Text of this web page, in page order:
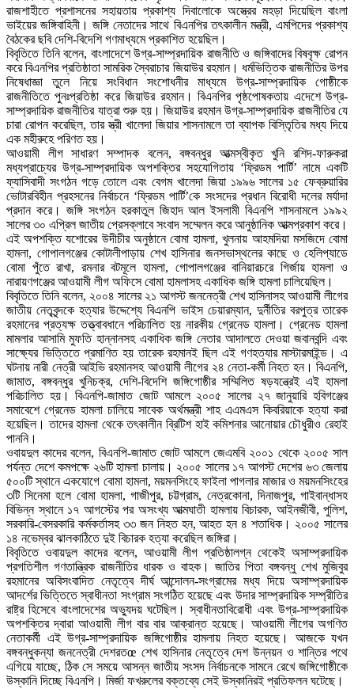
রাজশাহীতে প্রশাসনের সহায়তায় প্রকাশ্য দিবালোকে অস্ত্রের মহড়া দিয়েছিল বাংলা
ভাইয়ের জঙ্গিবাহিনী। জঙ্গি নেতাদের সাথে বিএনপির তৎকালীন মন্ত্রী, এমপিদের প্রকাশ্য
বৈঠকের ছবি দেশি-বিদেশি গণমাধ্যমে প্রকাশিত হয়েছিল।
বিবৃতিতে তিনি বলেন, বাংলাদেশে উগ্র-সাম্প্রদায়িক রাজনীতি ও জঙ্গিবাদের বিষবৃক্ষ রোপন
করে বিএনপির প্রতিষ্ঠাতা সামরিক স্বৈরাচার জিয়াউর রহমান। ধর্মভিত্তিক রাজনীতির উপর
নিষেধাজ্ঞা তুলে নিয়ে সংবিধান সংশোধনীর মাধ্যমে উগ্র-সাম্প্রদায়িক গোষ্ঠীকে
রাজনীতিতে পুনঃপ্রতিষ্ঠা করে জিয়াউর রহমান। বিএনপির পৃষ্ঠপোষকতায় এদেশে উগ্র-
সাম্প্রদায়িক রাজনীতির যাত্রা শুরু হয়। জিয়াউর রহমান উগ্র-সাম্প্রদায়িক রাজনীতির যে
চারা রোপন করেছিল, তার স্ত্রী খালেদা জিয়ার শাসনামলে তা ব্যাপক বিস্তিৃতির মধ্য দিয়ে
এক মহীরুহে পরিণত হয়।
আওয়ামী লীগ সাধারণ সম্পাদক বলেন, বঙ্গবন্ধুর আত্মস্বীকৃত খুনি রশিদ-ফারুকরা
মধ্যপ্রাচ্যের উগ্র-সাম্প্রদায়িক অপশক্তির সহযোগিতায় ‘ফ্রিডম পার্টি’ নামে একটি
ফ্যাসিবাদী সংগঠন গড়ে তোলে এবং বেগম খালেদা জিয়া ১৯৯৬ সালের ১৫ ফেব্রুয়ারির
ভোটারবিহীন প্রহসনের নির্বাচনে ‘ফ্রিডম পার্টি’কে সংসদের প্রধান বিরোধী দলের মর্যাদা
প্রদান করে। জঙ্গি সংগঠন হরকাতুল জিহাদ আল ইসলামী বিএনপি শাসনামলে ১৯৯২
সালের ৩০ এপ্রিল জাতীয় প্রেসক্লাবে সংবাদ সম্মেলন করে আনুষ্ঠানিক আত্মপ্রকাশ করে।
এই অপশক্তি যশোরের উদীচীর অনুষ্ঠানে বোমা হামলা, খুলনায় আহমদিয়া মসজিদে বোমা
হামলা, গোপালগঞ্জের কোটালীপাড়ায় শেখ হাসিনার জনসভাস্থলের কাছে ও হেলিপ্যাডে
বোমা পুঁতে রাখা, রমনার বটমূলে হামলা, গোপালগঞ্জের বানিয়ারচরে গির্জায় হামলা ও
নারায়ণগঞ্জের আওয়ামী লীগ অফিসে বোমা হামলাসহ একাধিক জঙ্গি হামলা চালিয়েছিল।
বিবৃতিতে তিনি বলেন, ২০০৪ সালের ২১ আগস্ট জননেত্রী শেখ হাসিনাসহ আওয়ামী লীগের
জাতীয় নেতৃবৃন্দকে হত্যার উদ্দেশ্যে বিএনপি ভাইস চেয়ারম্যান, দুর্নীতির বরপুত্র তারেক
রহমানের প্রত্যক্ষ তত্ত্বাবধানে পরিচালিত হয় নারকীয় গ্রেনেড হামলা। গ্রেনেড হামলা
মামলার আসামি মুফতি হান্নানসহ একাধিক জঙ্গি নেতার আদালতে দেওয়া জবানবন্দি এবং
সাক্ষ্যের ভিত্তিতে প্রমাণিত হয় তারেক রহমানই ছিল এই গণহত্যার মাস্টারমাইন্ড। এ
ঘটনায় নারী নেত্রী আইভি রহমানসহ আওয়ামী লীগের ২৪ নেতা-কর্মী নিহত হন। বিএনপি,
জামাত, বঙ্গবন্ধুর খুনিচক্র, দেশি-বিদেশি জঙ্গিগোষ্ঠীর সম্মিলিত ষড়যন্ত্রেই এই হামলা
পরিচালিত হয়। বিএনপি-জামাত জোট আমলে ২০০৫ সালের ২৭ জানুয়ারি হবিগঞ্জের
সমাবেশে গ্রেনেড হামলা চালিয়ে সাবেক অর্থমন্ত্রী শাহ এএমএস কিবরিয়াকে হত্যা করা
হয়েছিল। তাদের হামলা থেকে তৎকালীন ব্রিটিশ হাই কমিশনার আনোয়ার চৌধুরীও রেহাই
পাননি।
ওবায়দুল কাদের বলেন, বিএনপি-জামাত জোট আমলে জেএমবি ২০০১ থেকে ২০০৫ সাল
পর্যন্ত দেশে কমপক্ষে ২৬টি হামলা চালায়। ২০০৫ সালের ১৭ আগস্ট দেশের ৬৩ জেলায়
৫০০টি স্থানে একযোগে বোমা হামলা, ময়মনসিংহে ফাইলা পাগলার মাজার ও ময়মনসিংহের
৩টি সিনেমা হলে বোমা হামলা, গাজীপুর, চট্টগ্রাম, নেত্রকোনা, দিনাজপুর, গাইবান্ধাসহ
বিভিন্ন স্থানে ১৭ আগস্টের পর অসংখ্য আত্মঘাতী হামলায় বিচারক, আইনজীবী, পুলিশ,
সরকারি-বেসরকারি কর্মকর্তাসহ ৩৩ জন নিহত হন, আহত হন ৪ শতাধিক। ২০০৫ সালের
১৪ নভেম্বর ঝালকাঠিতে দুই বিচারক হত্যা করেছিল জঙ্গিরা।
বিবৃতিতে ওবায়দুল কাদের বলেন, আওয়ামী লীগ প্রতিষ্ঠালগ্ন থেকেই অসাম্প্রদায়িক
প্রগতিশীল গণতান্ত্রিক রাজনীতির ধারক ও বাহক। জাতির পিতা বঙ্গবন্ধু শেখ মুজিবুর
রহমানের অবিসংবাদিত নেতৃত্বে দীর্ঘ আন্দোলন-সংগ্রামের মধ্য দিয়ে অসাম্প্রদায়িক
আদর্শের ভিত্তিতে স্বাধীনতা সংগ্রাম সংগঠিত হয়েছে এবং উদার সাম্প্রদায়িক সম্প্রীতির
রাষ্ট্র হিসেবে বাংলাদেশের অভ্যুদয় ঘটেছিল। স্বাধীনতাবিরোধী এবং উগ্র-সাম্প্রদায়িক
অপশক্তির দ্বারা আওয়ামী লীগ বার বার আক্রান্ত হয়েছে। আওয়ামী লীগের অগণিত
নেতাকর্মী এই উগ্র-সাম্প্রদায়িক জঙ্গিগোষ্ঠীর হামলায় নিহত হয়েছে। আজকে যখন
বঙ্গবন্ধুকন্যা জননেত্রী দেশরতœ শেখ হাসিনার নেতৃত্বে দেশ উন্নয়ন ও শান্তির পথে
এগিয়ে যাচ্ছে, ঠিক সে সময়ে আসন্ন জাতীয় সংসদ নির্বাচনকে সামনে রেখে জঙ্গিগোষ্ঠীকে
উস্কানি দিচ্ছে বিএনপি। মির্জা ফখরুলের বক্তব্যে সেই উস্কানিরই প্রতিফলন ঘটেছে।